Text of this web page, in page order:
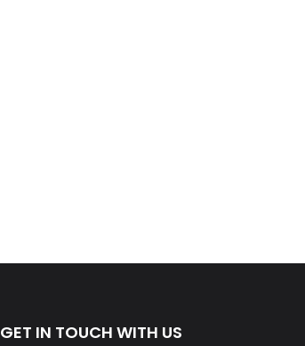
GET IN TOUCH WITH US